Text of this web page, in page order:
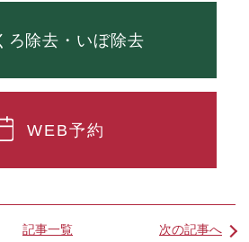
ろ除去・いぼ除去
WEB予約
記事一覧 次の記事へ